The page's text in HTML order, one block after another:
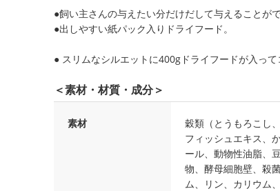
●飼い主さんの与えたい分だけだして与えることがで
●出しやすい紙パック入りドライフード。
● スリムなシルエットに400gドライフードが入って
＜素材・材質・成分＞
素材
穀類（とうもろこし
フィッシュエキス、
ール、動物性油脂、
物、酵母細胞壁、殺
ム、リン、カリウム